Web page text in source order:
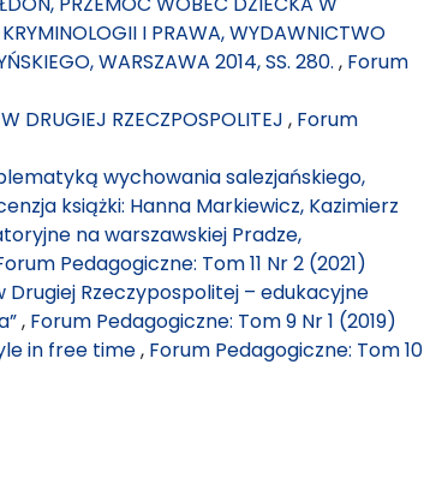
I PRAWA, WYDAWNICTWO
WARSZAWA 2014, SS. 280. , Forum
DRUGIEJ RZECZPOSPOLITEJ , Forum
wychowania salezjańskiego,
książki: Hanna Markiewicz, Kazimierz
na warszawskiej Pradze,
Pedagogiczne: Tom 11 Nr 2 (2021)
Rzeczypospolitej – edukacyjne
, Forum Pedagogiczne: Tom 9 Nr 1 (2019)
in free time, Forum Pedagogiczne: Tom 10